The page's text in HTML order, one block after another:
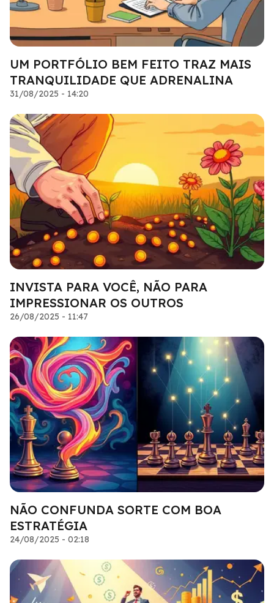
UM PORTFÓLIO BEM FEITO TRAZ MAIS
TRANQUILIDADE QUE ADRENALINA
31/08/2025 - 14:20
INVISTA PARA VOCÊ, NÃO PARA
IMPRESSIONAR OS OUTROS
26/08/2025 - 11:47
NÃO CONFUNDA SORTE COM BOA
ESTRATÉGIA
24/08/2025 - 02:18